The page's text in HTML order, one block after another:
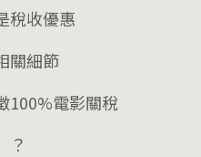
稅收優惠
關細節
100%電影關稅
？